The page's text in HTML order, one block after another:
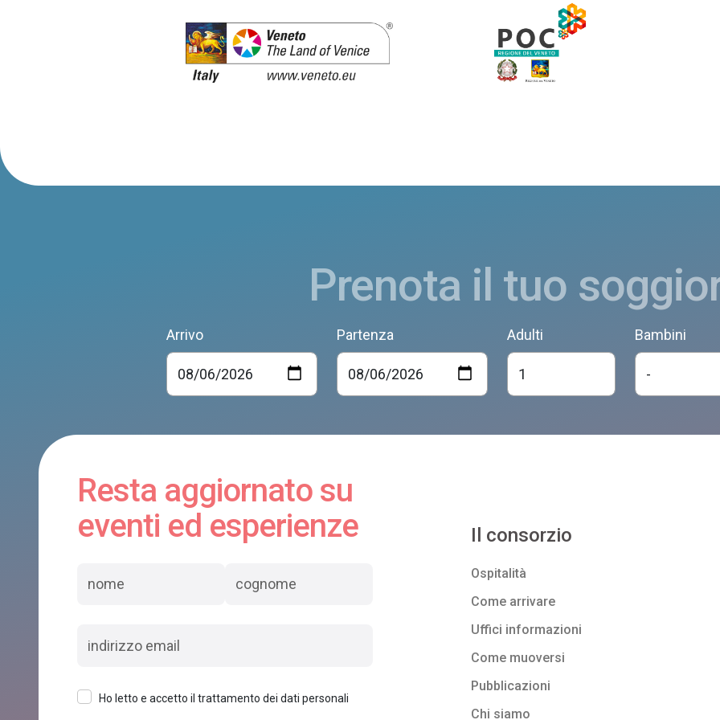
Prenota il tuo
Arrivo Partenza Adulti Bambini
Resta aggiornato su
eventi ed esperienze
Ho letto e accetto il trattamento dei dati personali
Il consorzio
Ospitalità
Come arrivare
Uffici informazioni
Come muoversi
Pubblicazioni
Chi siamo